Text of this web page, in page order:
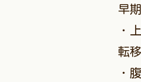
早
・
転
・